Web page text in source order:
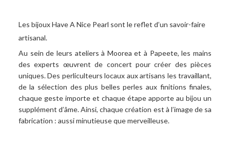
Les bijoux Have A Nice Pearl sont le reflet d’un savoir-faire
artisanal.
Au sein de leurs ateliers à Moorea et à Papeete, les mains
des experts œuvrent de concert pour créer des pièces
uniques. Des perliculteurs locaux aux artisans les travaillant,
de la sélection des plus belles perles aux finitions finales,
chaque geste importe et chaque étape apporte au bijou un
supplément d’âme. Ainsi, chaque création est à l’image de sa
fabrication : aussi minutieuse que merveilleuse.